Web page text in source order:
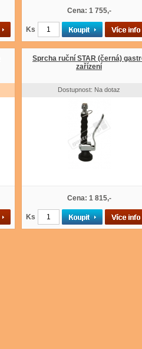
Cena: 1 755,-
Ks
Sprcha ruční STAR (černá)
zařízení
Dostupnost: Na dotaz
Cena: 1 815,-
Ks